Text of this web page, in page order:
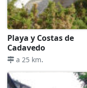
Playa y Costas de
Cadavedo
a 25 km.